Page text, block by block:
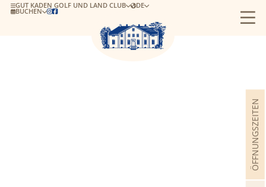
BUCHEN 
GUT KADEN GOLF UND LAND CLUB DE
ÖFFNUNGSZEITEN